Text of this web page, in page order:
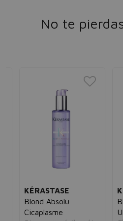
No te
KÉRASTASE
Blond Absolu
Cicaplasme